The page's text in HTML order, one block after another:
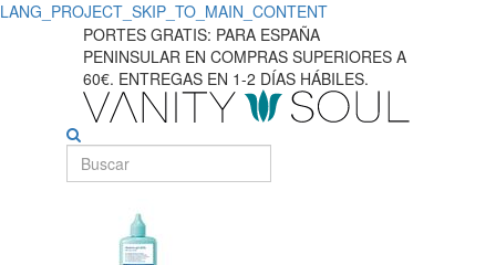
LANG_PROJECT_SKIP_TO_MAIN_CONTENT
PORTES GRATIS: PARA ESPAÑA
PENINSULAR EN COMPRAS SUPERIORES A
60€. ENTREGAS EN 1-2 DÍAS HÁBILES.